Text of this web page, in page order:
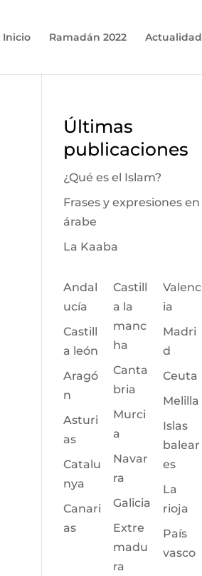
Inicio Ramadán 2022 Actualidad
Últimas
publicaciones
¿Qué es el Islam?
Frases y expresiones en
árabe
La Kaaba
Andal
ucía
Castill
a león
Aragó
n
Asturi
as
Catalu
nya
Canari
as
Castill
a la
manc
ha
Canta
bria
Murci
a
Navar
ra
Galicia
Extre
madu
ra
Valenc
ia
Madri
d
Ceuta
Melilla
Islas
balear
es
La
rioja
País
vasco